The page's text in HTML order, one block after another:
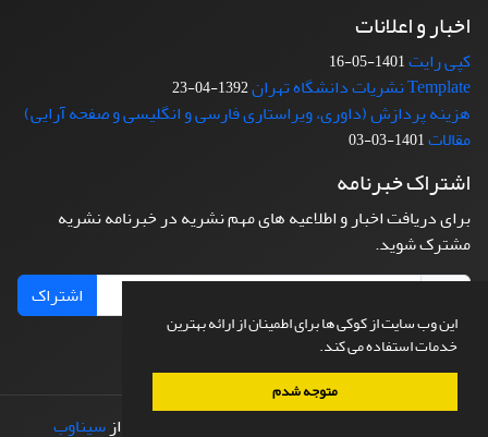
این وب سایت از کوکی ها برای اطمینان از ارائه بهترین
خدمات استفاده می کند.
متوجه شدم
اخبار و اعلانات
کپی رایت1401-05-16
Template نشریات دانشگاه تهران 1392-04-23
هزینه پردازش (داوری، ویراستاری فارسی و انگلیسی و صفحه آرایی)
مقالات1401-03-03
اشتراک خبرنامه
برای دریافت اخبار و اطلاعیه های مهم نشریه در خبرنامه نشریه
مشترک شوید.
اشتراک
طراحی و پیاده سازی از سیناوب